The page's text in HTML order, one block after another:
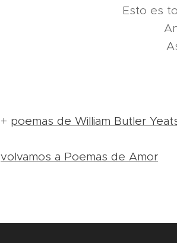
Esto es
+ poemas de William Butler
volvamos a Poemas de Amor